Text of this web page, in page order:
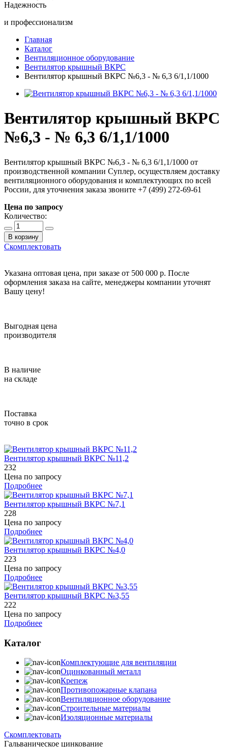
Надежность
и профессионализм
Главная
Каталог
Вентиляционное оборудование
Вентилятор крышный ВКРС
Вентилятор крышный ВКРС №6,3 - № 6,3 6/1,1/1000
Вентилятор крышный ВКРС
№6,3 - № 6,3 6/1,1/1000
Вентилятор крышный ВКРС №6,3 - № 6,3 6/1,1/1000 от
производственной компании Суплер, осуществляем доставку
вентиляционного оборудования и комплектующих по всей
России, для уточнения заказа звоните +7 (499) 272-69-61
Цена по запросу
Количество:
В корзину
Скомплектовать
Указана оптовая цена, при заказе от 500 000 р. После
оформления заказа на сайте, менеджеры компании уточнят
Вашу цену!
Выгодная цена
производителя
В наличие
на складе
Поставка
точно в срок
Вентилятор крышный ВКРС №11,2
232
Цена по запросу
Подробнее
Вентилятор крышный ВКРС №7,1
228
Цена по запросу
Подробнее
Вентилятор крышный ВКРС №4,0
223
Цена по запросу
Подробнее
Вентилятор крышный ВКРС №3,55
222
Цена по запросу
Подробнее
Каталог
Комплектующие для вентиляции
Оцинкованный металл
Крепеж
Противопожарные клапана
Вентиляционное оборудование
Строительные материалы
Изоляционные материалы
Скомплектовать
Гальваническое цинкование